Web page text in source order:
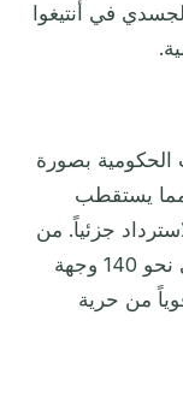
في أنتيغوا
الحكومية بصورة
مما يستقطب
جزئياً. من
240,000 دولار لخيار التبرع، بوصول إلى نحو 140 وجهة
من حرية